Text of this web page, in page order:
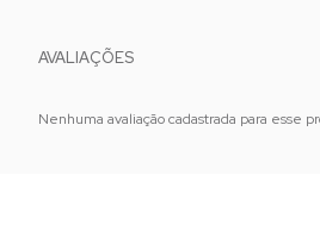
AVALIAÇÕES
Nenhuma avaliação cadastrada para esse